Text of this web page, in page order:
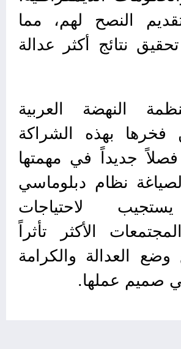
النصح لهم، مما
نتائج أكثر عدالة
النهضة العربية
بهذه الشراكة
جديداً في مهمتها
نظام دبلوماسي
لاحتياجات
الأكثر تأثراً
العدالة والكرامة
صميم عملها.